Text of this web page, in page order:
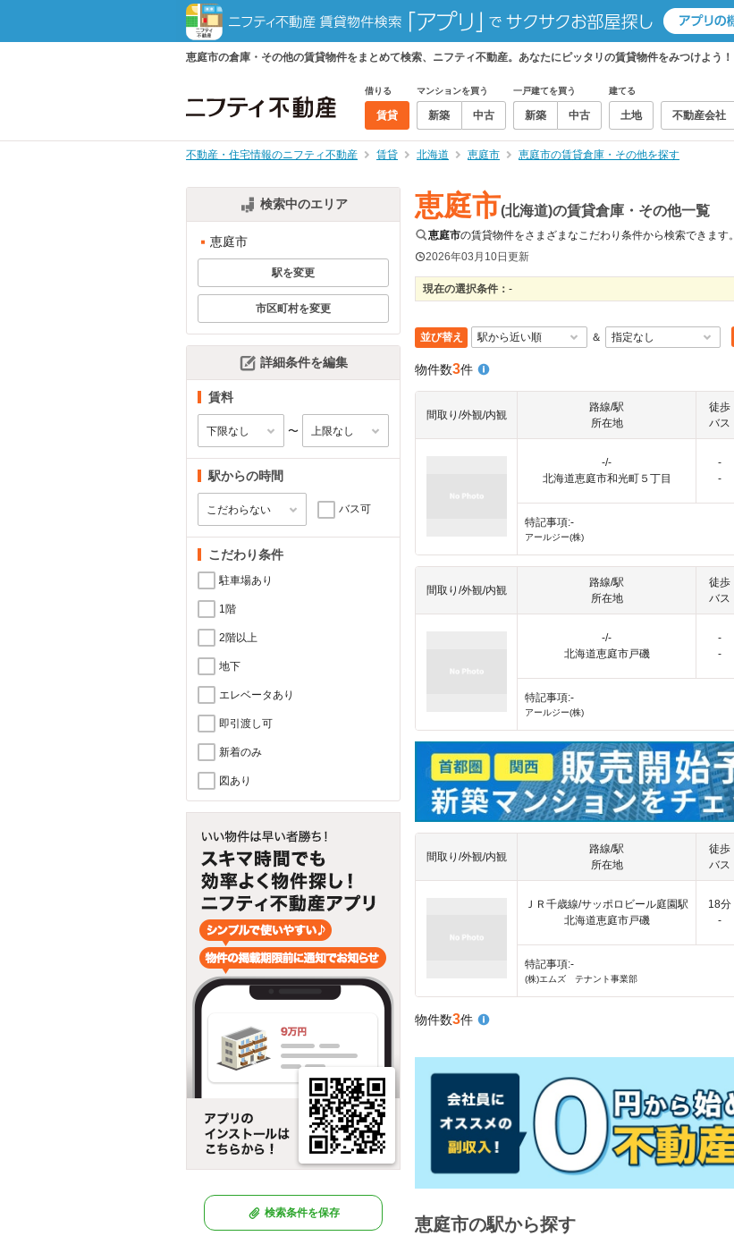
恵庭市の倉庫・その他の賃貸物件をまとめて検索、ニフティ不動産。あなたにピッタリの賃貸物件をみつけよう！
借りる
賃貸
マンションを買う
新築 中古
一戸建てを買う
新築 中古
建てる
土地 不動産会社
不動産・住宅情報のニフティ不動産 賃貸 北海道 恵庭市 恵庭市の賃貸倉庫・その他を探す
検索中のエリア
恵庭市
駅を変更
市区町村を変更
詳細条件を編集
賃料
〜
駅からの時間
バス可
こだわり条件
駐車場あり
1階
2階以上
地下
エレベータあり
即引渡し可
新着のみ
図あり
検索条件を保存
恵庭市(北海道)の賃貸倉庫・その他一覧
恵庭市の賃貸物件をさまざまなこだわり条件から検索できます。
2026年03月10日更新
現在の選択条件： -
並び替え ＆
物件数3件
間取り/外観/内観
路線/駅
所在地
徒歩
バス
-/-
北海道恵庭市和光町５丁目
-
-
特記事項:-
アールジー(株)
間取り/外観/内観
路線/駅
所在地
徒歩
バス
-/-
北海道恵庭市戸磯
-
-
特記事項:-
アールジー(株)
間取り/外観/内観
路線/駅
所在地
徒歩
バス
ＪＲ千歳線/サッポロビール庭園駅
北海道恵庭市戸磯
18分
-
特記事項:-
(株)エムズ テナント事業部
物件数3件
恵庭市の駅から探す